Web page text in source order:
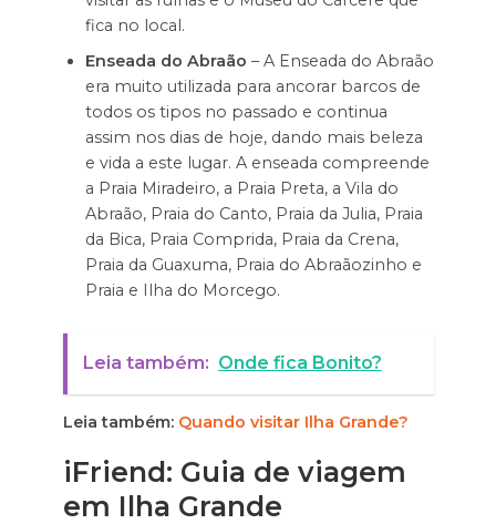
fica no local.
Enseada do Abraão – A Enseada do Abraão
era muito utilizada para ancorar barcos de
todos os tipos no passado e continua
assim nos dias de hoje, dando mais beleza
e vida a este lugar. A enseada compreende
a Praia Miradeiro, a Praia Preta, a Vila do
Abraão, Praia do Canto, Praia da Julia, Praia
da Bica, Praia Comprida, Praia da Crena,
Praia da Guaxuma, Praia do Abraãozinho e
Praia e Ilha do Morcego.
Leia também: Onde fica Bonito?
Leia também: Quando visitar Ilha Grande?
iFriend: Guia de viagem
em Ilha Grande